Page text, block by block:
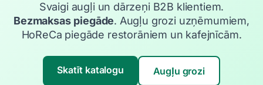
Svaigi augļi un dārzeņi B2B klientiem.
Bezmaksas piegāde. Augļu grozi uzņēmumiem,
HoReCa piegāde restorāniem un kafejnīcām.
Skatīt katalogu Augļu grozi